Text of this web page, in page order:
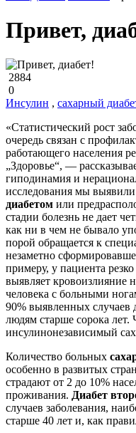
Привет,
2884
0
Инсулин , сахарный
«Статистический рост
очередь связан с
работающего населения
„Здоровье“, —
гиподинамия и
исследования мы
диабетом или
стадии болезнь не дает
как ни в чем не бывало
порой обращается к
незаметно
примеру, у пациента
выявляет кровоизлияние
человека с больными
90% выявленных случаев
людям старше сорока лет.
инсулинонезависимый
Количество больных
особенно в развитых
страдают от 2 до 10%
проживания. Диабет
случаев заболевания,
старше 40 лет и, как